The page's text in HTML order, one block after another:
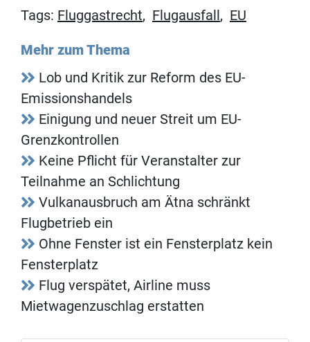
Tags: Fluggastrecht, Flugausfall, EU
Mehr zum Thema
Lob und Kritik zur Reform des EU-
Emissionshandels
Einigung und neuer Streit um EU-
Grenzkontrollen
Keine Pflicht für Veranstalter zur
Teilnahme an Schlichtung
Vulkanausbruch am Ätna schränkt
Flugbetrieb ein
Ohne Fenster ist ein Fensterplatz kein
Fensterplatz
Flug verspätet, Airline muss
Mietwagenzuschlag erstatten